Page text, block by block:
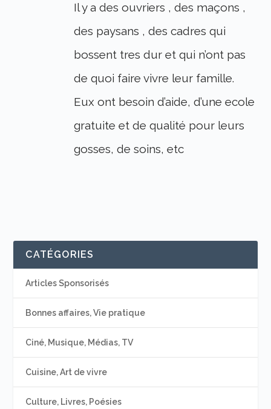
Il y a des ouvriers , des maçons ,
des paysans , des cadres qui
bossent tres dur et qui n’ont pas
de quoi faire vivre leur famille.
Eux ont besoin d’aide, d’une ecole
gratuite et de qualité pour leurs
gosses, de soins, etc
CATÉGORIES
Articles Sponsorisés
Bonnes affaires, Vie pratique
Ciné, Musique, Médias, TV
Cuisine, Art de vivre
Culture, Livres, Poésies